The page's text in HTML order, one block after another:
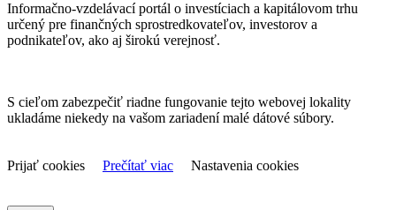
Informačno-vzdelávací portál o investíciach a kapitálovom trhu
určený pre finančných sprostredkovateľov, investorov a
podnikateľov, ako aj širokú verejnosť.
S cieľom zabezpečiť riadne fungovanie tejto webovej lokality
ukladáme niekedy na vašom zariadení malé dátové súbory.
Prijať cookies Prečítať viac Nastavenia cookies